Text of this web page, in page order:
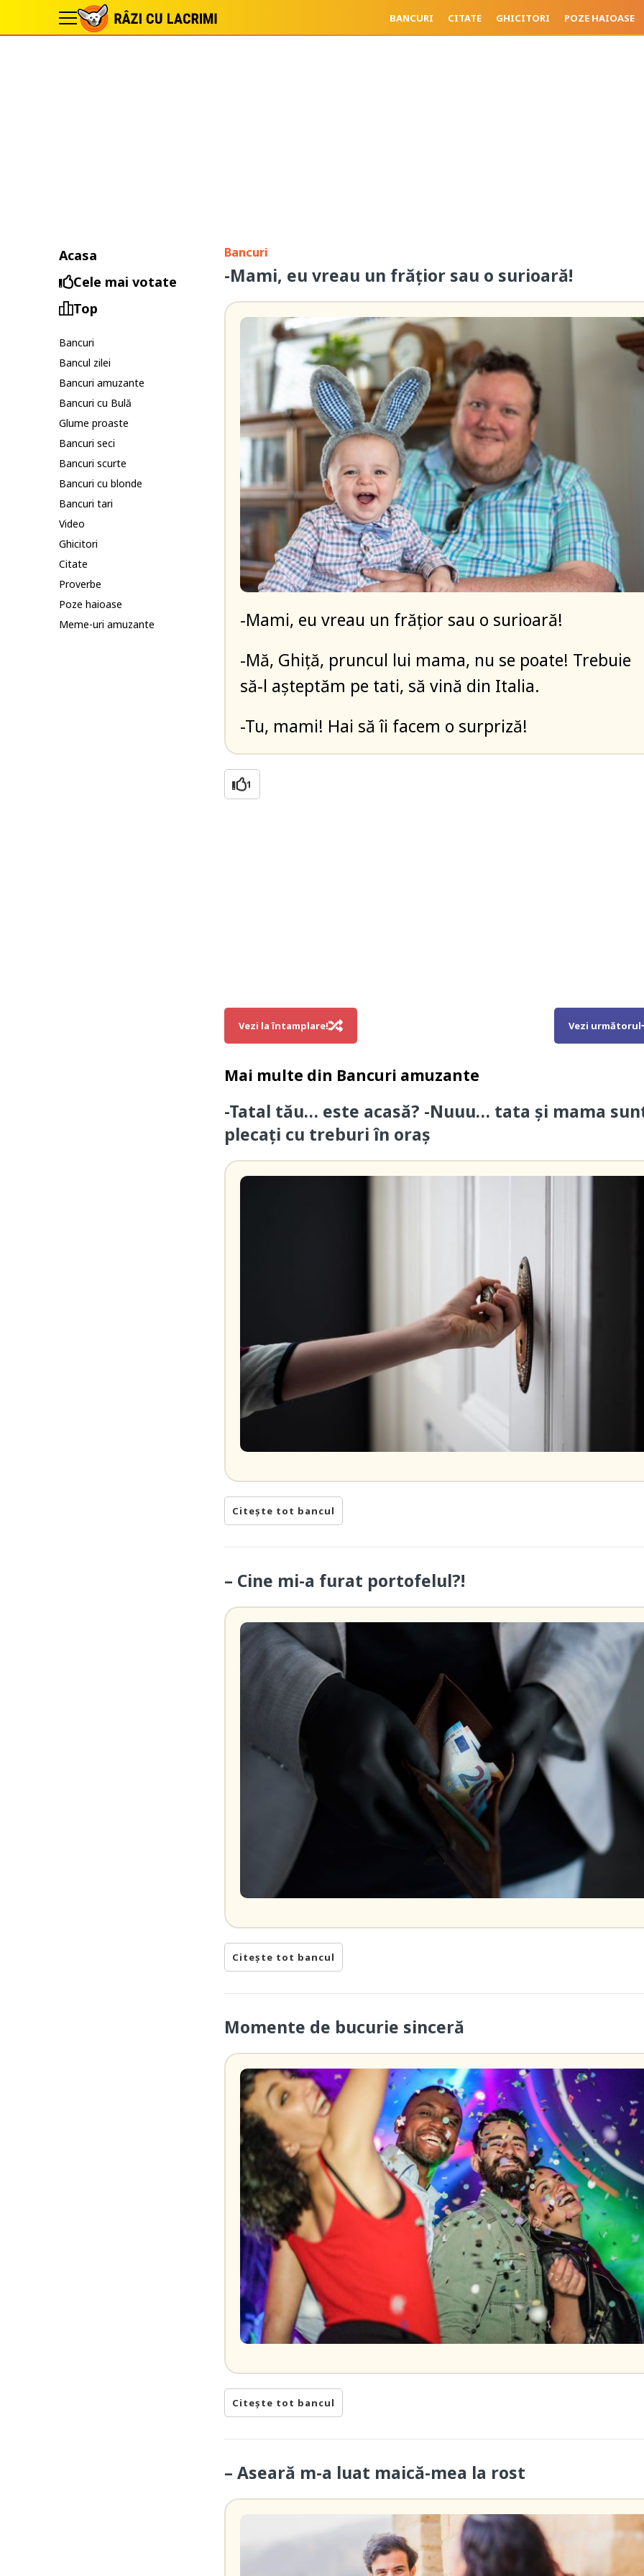
BANCURI CITATE GHICITORI POZE HAIOASE
Acasa
Cele mai votate
Top
Bancuri
Bancul zilei
Bancuri amuzante
Bancuri cu Bulă
Glume proaste
Bancuri seci
Bancuri scurte
Bancuri cu blonde
Bancuri tari
Video
Ghicitori
Citate
Proverbe
Poze haioase
Meme-uri amuzante
Bancuri
-Mami, eu vreau un frățior sau o surioară!
-Mami, eu vreau un frățior sau o surioară!
-Mă, Ghiță, pruncul lui mama, nu se poate! Trebuie
să-l așteptăm pe tati, să vină din Italia.
-Tu, mami! Hai să îi facem o surpriză!
1
Vezi la întamplare! Vezi următorul
Mai multe din Bancuri amuzante
-Tatal tău… este acasă? -Nuuu… tata și mama
plecați cu treburi în oraș
Citește tot bancul
– Cine mi-a furat portofelul?!
Citește tot bancul
Momente de bucurie sinceră
Citește tot bancul
– Aseară m-a luat maică-mea la rost